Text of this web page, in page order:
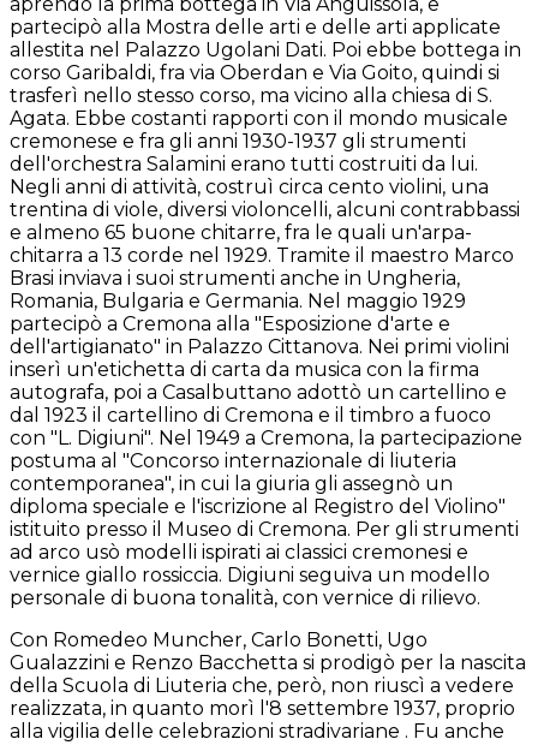
aprendo la prima bottega in Via Anguissola, e
partecipò alla Mostra delle arti e delle arti applicate
allestita nel Palazzo Ugolani Dati. Poi ebbe bottega in
corso Garibaldi, fra via Oberdan e Via Goito, quindi si
trasferì nello stesso corso, ma vicino alla chiesa di S.
Agata. Ebbe costanti rapporti con il mondo musicale
cremonese e fra gli anni 1930-1937 gli strumenti
dell'orchestra Salamini erano tutti costruiti da lui.
Negli anni di attività, costruì circa cento violini, una
trentina di viole, diversi violoncelli, alcuni contrabbassi
e almeno 65 buone chitarre, fra le quali un'arpa-
chitarra a 13 corde nel 1929. Tramite il maestro Marco
Brasi inviava i suoi strumenti anche in Ungheria,
Romania, Bulgaria e Germania. Nel maggio 1929
partecipò a Cremona alla "Esposizione d'arte e
dell'artigianato" in Palazzo Cittanova. Nei primi violini
inserì un'etichetta di carta da musica con la firma
autografa, poi a Casalbuttano adottò un cartellino e
dal 1923 il cartellino di Cremona e il timbro a fuoco
con "L. Digiuni". Nel 1949 a Cremona, la partecipazione
postuma al "Concorso internazionale di liuteria
contemporanea", in cui la giuria gli assegnò un
diploma speciale e l'iscrizione al Registro del Violino"
istituito presso il Museo di Cremona. Per gli strumenti
ad arco usò modelli ispirati ai classici cremonesi e
vernice giallo rossiccia. Digiuni seguiva un modello
personale di buona tonalità, con vernice di rilievo.
Con Romedeo Muncher, Carlo Bonetti, Ugo
Gualazzini e Renzo Bacchetta si prodigò per la nascita
della Scuola di Liuteria che, però, non riuscì a vedere
realizzata, in quanto morì l'8 settembre 1937, proprio
alla vigilia delle celebrazioni stradivariane . Fu anche